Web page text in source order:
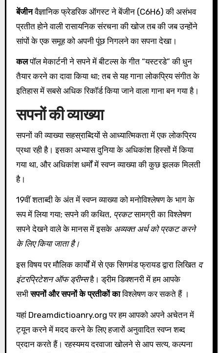
बेंजीनवैज्ञानिक फ्रेडरिक ऑगस्ट ने बेंजीन (C6H6) की असंभव
प्रतीत होने वाली रासायनिक संरचना की खोज तब की जब उन्होंने
सांपों के एक समूह को अपनी पूंछ निगलने का सपना देखा।
कलपॉल मेकार्टनी ने सपने में बीटल्स के गीत “यस्टरडे” की धुन
तैयार करने का दावा किया था; तब से यह गाना लोकप्रिय संगीत के
इतिहास में सबसे अधिक रिकॉर्ड किया जाने वाला गाना बन गया है।
सपनों की व्याख्या
सपनों की व्याख्या सहस्राब्दियों से आध्यात्मिकता में एक लोकप्रिय
प्रथा रही है। इसका अभ्यास दुनिया के अधिकांश हिस्सों में किया
गया था, और अधिकांश धर्मों में स्वप्न व्याख्या की कुछ झलक मिलती
है।
19वीं शताब्दी के अंत में स्वप्न व्याख्या को मनोविश्लेषण के भाग के
रूप में लिया गया; सपने की कथित, प्रकटसामग्री का विश्लेषण
सपने देखने वाले के मानस में इसके अव्यक्त अर्थ को प्रकट करने
के लिए किया जाता है।
इस विषय पर मौलिक कार्यों में से एक सिगमंड फ्रायड द्वारा लिखित द
इंटरप्रिटेशन ऑफ ड्रीम्सहै। ड्रीम डिक्शनरी में हम आपके
सभीसपनों और सपनों के प्रतीकों काविश्लेषण कर सकते हैं ।
यहां Dreamdictioanry.org पर हम आपको अपने अचेतन में
ट्यून करने में मदद करने के लिए हजारों अनुवादित स्वप्न शब्द
प्रदान करते हैं। रहस्यमय दरवाजा खोलने से आप सत्य, कल्पना